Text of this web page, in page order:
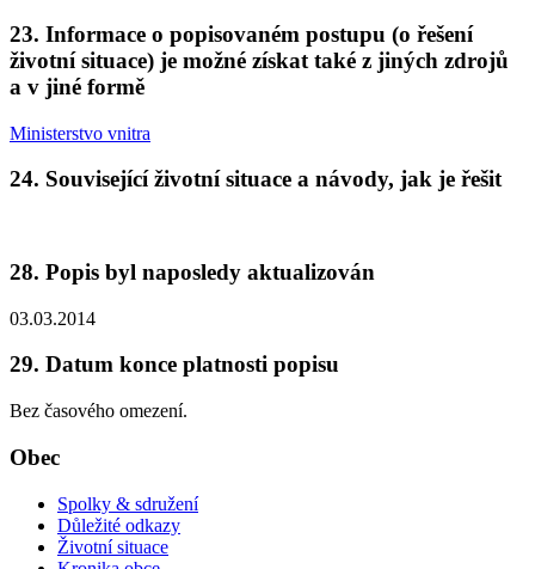
23. Informace o popisovaném postupu (o řešení
životní situace) je možné získat také z jiných zdrojů
a v jiné formě
Ministerstvo vnitra
24. Související životní situace a návody, jak je řešit
28. Popis byl naposledy aktualizován
03.03.2014
29. Datum konce platnosti popisu
Bez časového omezení.
Obec
Spolky & sdružení
Důležité odkazy
Životní situace